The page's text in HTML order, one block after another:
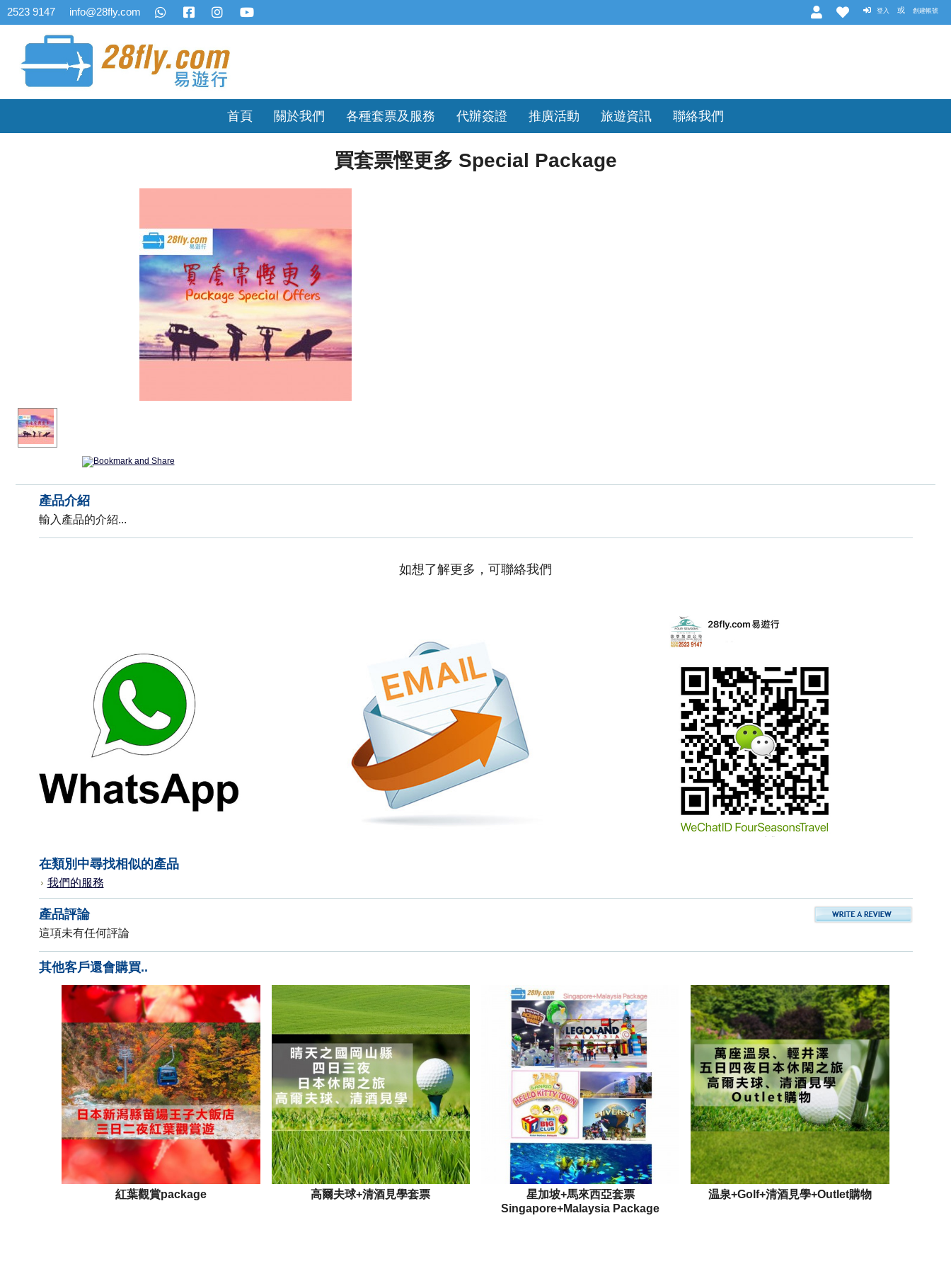
2523 9147 info@28fly.com 登入 或 創建帳號
首頁 關於我們 各種套票及服務 代辦簽證 推廣活動 旅遊資訊 聯絡我們
買套票慳更多 Special Package
產品介紹
輸入產品的介紹...
如想了解更多，可聯絡我們
在類別中尋找相似的產品
我們的服務
產品評論
這項未有任何評論
其他客戶還會購買..
紅葉觀賞package 高爾夫球+清酒見學套票
星加坡+馬來西亞套票
Singapore+Malaysia Package
温泉+Golf+清酒見學+Outlet購物